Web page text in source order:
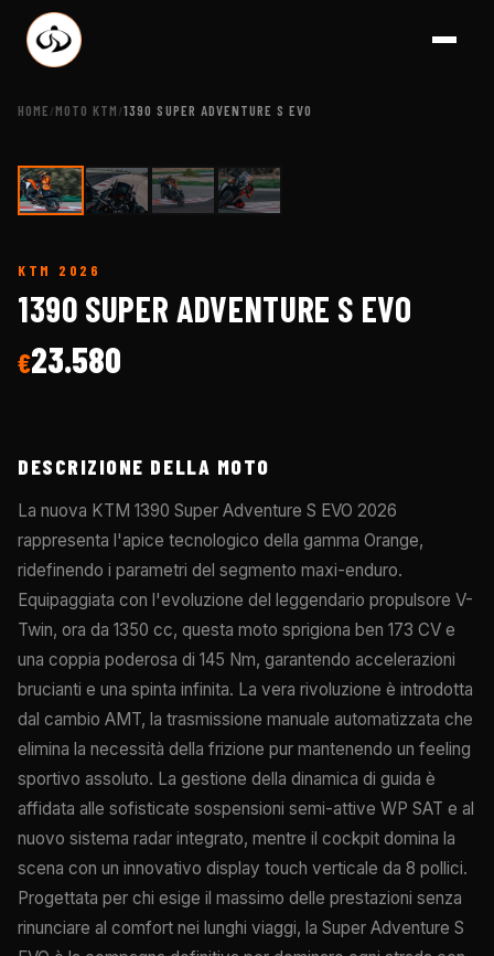
HOME /MOTO KTM /1390 SUPER ADVENTURE S EVO
KTM 2026
1390 SUPER ADVENTURE S EVO
€23.580
DESCRIZIONE DELLA MOTO
La nuova KTM 1390 Super Adventure S EVO 2026
rappresenta l'apice tecnologico della gamma Orange,
ridefinendo i parametri del segmento maxi-enduro.
Equipaggiata con l'evoluzione del leggendario propulsore V-
Twin, ora da 1350 cc, questa moto sprigiona ben 173 CV e
una coppia poderosa di 145 Nm, garantendo accelerazioni
brucianti e una spinta infinita. La vera rivoluzione è introdotta
dal cambio AMT, la trasmissione manuale automatizzata che
elimina la necessità della frizione pur mantenendo un feeling
sportivo assoluto. La gestione della dinamica di guida è
affidata alle sofisticate sospensioni semi-attive WP SAT e al
nuovo sistema radar integrato, mentre il cockpit domina la
scena con un innovativo display touch verticale da 8 pollici.
Progettata per chi esige il massimo delle prestazioni senza
rinunciare al comfort nei lunghi viaggi, la Super Adventure S